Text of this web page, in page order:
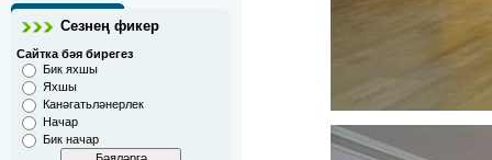
Сезнең фикер
Сайтка бәя бирегез
Бик яхшы
Яхшы
Канәгатьләнерлек
Начар
Бик начар